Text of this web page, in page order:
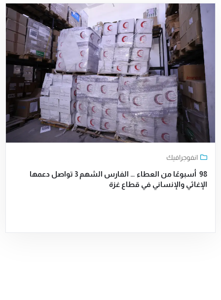
انفوجرافيك
98 أسبوعًا من العطاء … الفارس الشهم 3 تواصل دعمها
الإغاثي والإنساني في قطاع غزة